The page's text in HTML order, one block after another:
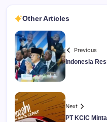
Other Articles
Previous
Indonesia
Next
PT KCIC